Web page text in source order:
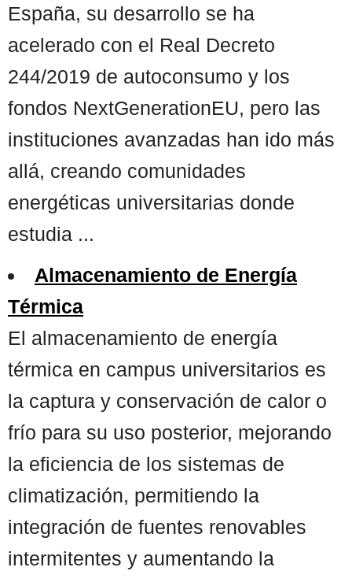
España, su desarrollo se ha
acelerado con el Real Decreto
244/2019 de autoconsumo y los
fondos NextGenerationEU, pero las
instituciones avanzadas han ido más
allá, creando comunidades
energéticas universitarias donde
estudia ...
Almacenamiento de Energía
Térmica
El almacenamiento de energía
térmica en campus universitarios es
la captura y conservación de calor o
frío para su uso posterior, mejorando
la eficiencia de los sistemas de
climatización, permitiendo la
integración de fuentes renovables
intermitentes y aumentando la